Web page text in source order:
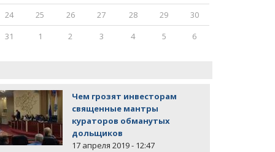
24
25 26 27 28 29
30
31
1 2 3 4 5 6
Чем грозят инвесторам
священные мантры
кураторов обманутых
дольщиков
17 апреля 2019 - 12:47